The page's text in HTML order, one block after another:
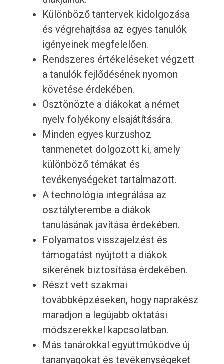
Különböző tantervek kidolgozása
és végrehajtása az egyes tanulók
igényeinek megfelelően.
Rendszeres értékeléseket végzett
a tanulók fejlődésének nyomon
követése érdekében.
Ösztönözte a diákokat a német
nyelv folyékony elsajátítására.
Minden egyes kurzushoz
tanmenetet dolgozott ki, amely
különböző témákat és
tevékenységeket tartalmazott.
A technológia integrálása az
osztályterembe a diákok
tanulásának javítása érdekében.
Folyamatos visszajelzést és
támogatást nyújtott a diákok
sikerének biztosítása érdekében.
Részt vett szakmai
továbbképzéseken, hogy naprakész
maradjon a legújabb oktatási
módszerekkel kapcsolatban.
Más tanárokkal együttműködve új
tananyagokat és tevékenységeket